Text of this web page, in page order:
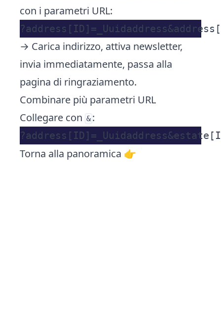
con i parametri URL:
→ Carica indirizzo, attiva newsletter,
invia immediatamente, passa alla
pagina di ringraziamento.
Combinare più parametri URL
Collegare con & :
Torna alla panoramica 👉